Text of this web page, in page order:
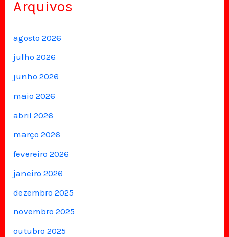
Arquivos
agosto 2026
julho 2026
junho 2026
maio 2026
abril 2026
março 2026
fevereiro 2026
janeiro 2026
dezembro 2025
novembro 2025
outubro 2025